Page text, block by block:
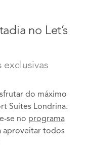
no Let’s
exclusivas
do máximo
Suites Londrina.
se no programa
aproveitar todos